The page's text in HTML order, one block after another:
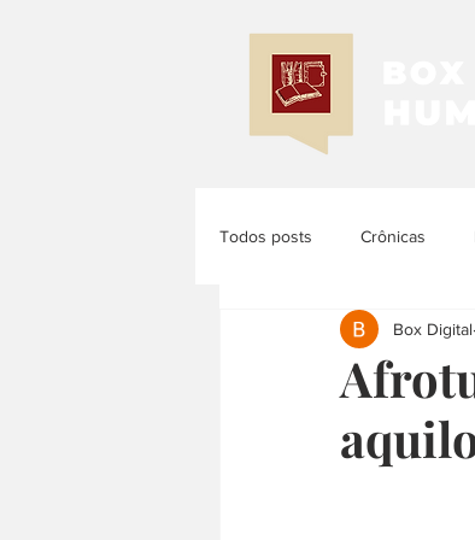
Todos posts Crônicas
Memória e História
História das Mulheres e
Box Digital